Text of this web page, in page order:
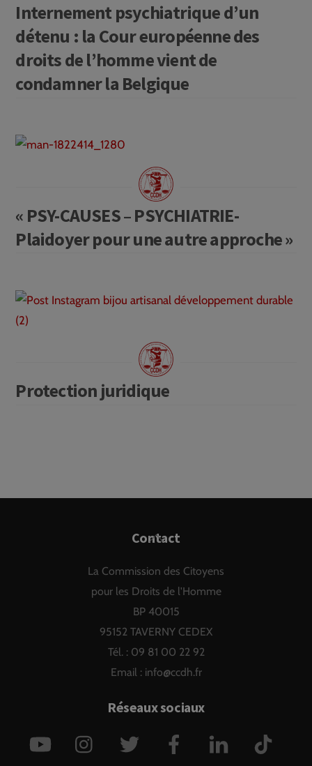
Internement psychiatrique d’un
détenu : la Cour européenne des
droits de l’homme vient de
condamner la Belgique
« PSY-CAUSES – PSYCHIATRIE-
Plaidoyer pour une autre approche »
Protection juridique
Back
Top
Contact
La Commission des Citoyens
pour les Droits de l'Homme
BP 40015
95152 TAVERNY CEDEX
Tél. : 09 81 00 22 92
Email : info@ccdh.fr
Réseaux sociaux
YouTube Instagram Twitter Facebook LinkedIn